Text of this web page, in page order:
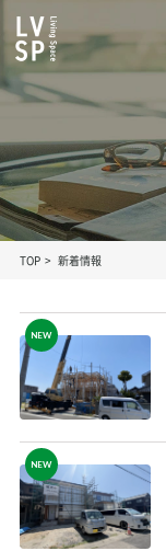
TOP 新着情報
NEW
NEW